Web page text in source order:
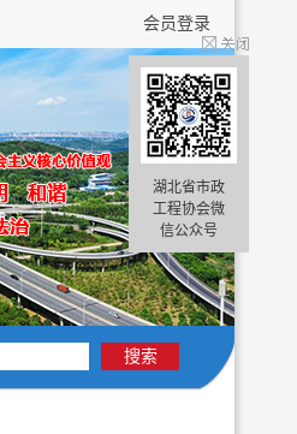
会员登录
搜索
湖北省市政
工程协会微
信公众号